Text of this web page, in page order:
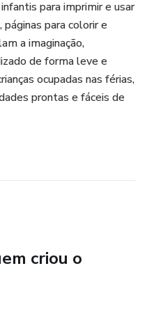
para imprimir e usar
páginas para colorir e
a imaginação,
de forma leve e
ocupadas nas férias,
prontas e fáceis de
criou o